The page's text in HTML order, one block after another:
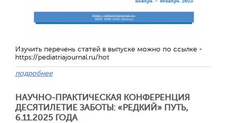
Изучить перечень статей в выпуске можно по ссылке -
https://pediatriajournal.ru/hot
подробнее
НАУЧНО-ПРАКТИЧЕСКАЯ КОНФЕРЕНЦИЯ
ДЕСЯТИЛЕТИЕ ЗАБОТЫ: «РЕДКИЙ» ПУТЬ,
6.11.2025 ГОДА
Отправить